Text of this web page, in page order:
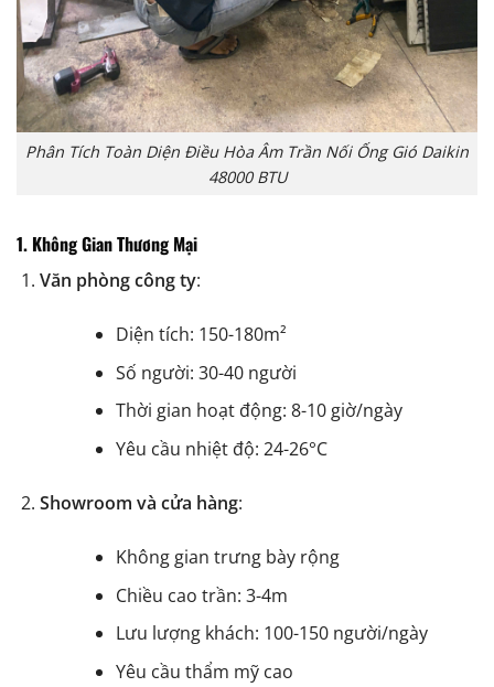
Phân Tích Toàn Diện Điều Hòa Âm Trần Nối Ống Gió Daikin
48000 BTU
1. Không Gian Thương Mại
Văn phòng công ty:
Diện tích: 150-180m²
Số người: 30-40 người
Thời gian hoạt động: 8-10 giờ/ngày
Yêu cầu nhiệt độ: 24-26°C
Showroom và cửa hàng:
Không gian trưng bày rộng
Chiều cao trần: 3-4m
Lưu lượng khách: 100-150 người/ngày
Yêu cầu thẩm mỹ cao